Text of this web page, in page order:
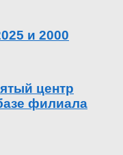
и 2000
центр
филиала